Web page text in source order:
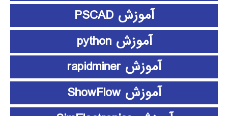
آموزش PSCAD
آموزش python
آموزش rapidminer
آموزش ShowFlow